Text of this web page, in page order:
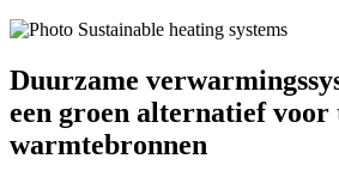
Duurzame
een groen alternatief
warmtebronnen